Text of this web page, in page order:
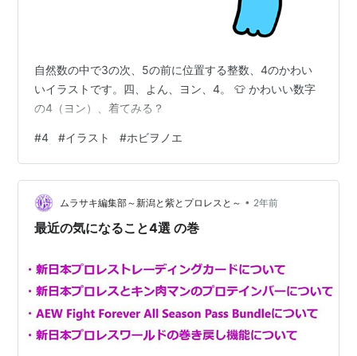
自然数の中で3の次、5の前に位置する整数、4のかわい
いイラストです。四、よん、ヨン、4。 👕 かわいい数字
の4（ヨン）、着てみる？
#4 #イラスト #ホビヲノエ
ムラサキ編集部～新潟と紫とプロレスと～ • 2年前
最近の気になること4選 の巻